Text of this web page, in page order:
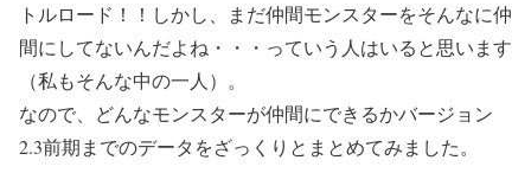
トルロード！！しかし、まだ仲間モンスターをそんなに仲
間にしてないんだよね・・・っていう人はいると思います
（私もそんな中の一人）。
なので、どんなモンスターが仲間にできるかバージョン
2.3前期までのデータをざっくりとまとめてみました。